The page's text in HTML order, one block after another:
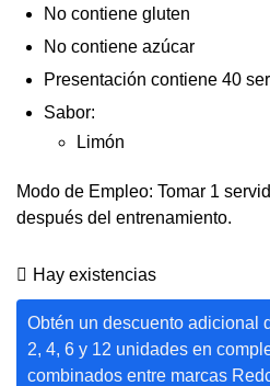
No contiene gluten
No contiene azúcar
Presentación contiene 40
Sabor:
Limón
Modo de Empleo: Tomar 1
después del entrenamiento.
Hay existencias
Obtén un descuento adicional
2, 4, 6 y 12 unidades en
combinados entre marcas